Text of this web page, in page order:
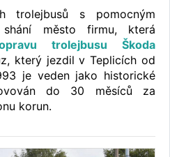
trolejbusů s pomocným
shání město firmu, která
trolejbusu Škoda
který jezdil v Teplicích od
je veden jako historické
do 30 měsíců za
korun.